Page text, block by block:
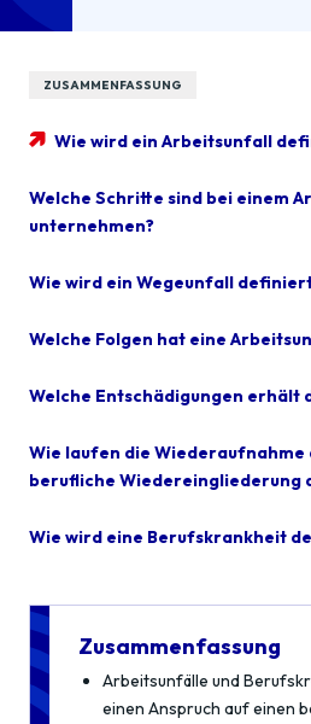
ZUSAMMENFASSUNG
Wie wird ein Arbeitsunfall
Welche Schritte sind bei einem
unternehmen?
Wie wird ein Wegeunfall
Welche Folgen hat eine
Welche Entschädigungen erhält
Wie laufen die
berufliche Wiedereingliederung
Wie wird eine Berufskrankheit
Zusammenfassung
Arbeitsunfälle und
einen Anspruch auf einen